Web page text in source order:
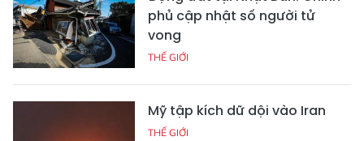
phủ cập nhật số người tử
vong
THẾ GIỚI
Mỹ tập kích dữ dội vào Iran
THẾ GIỚI